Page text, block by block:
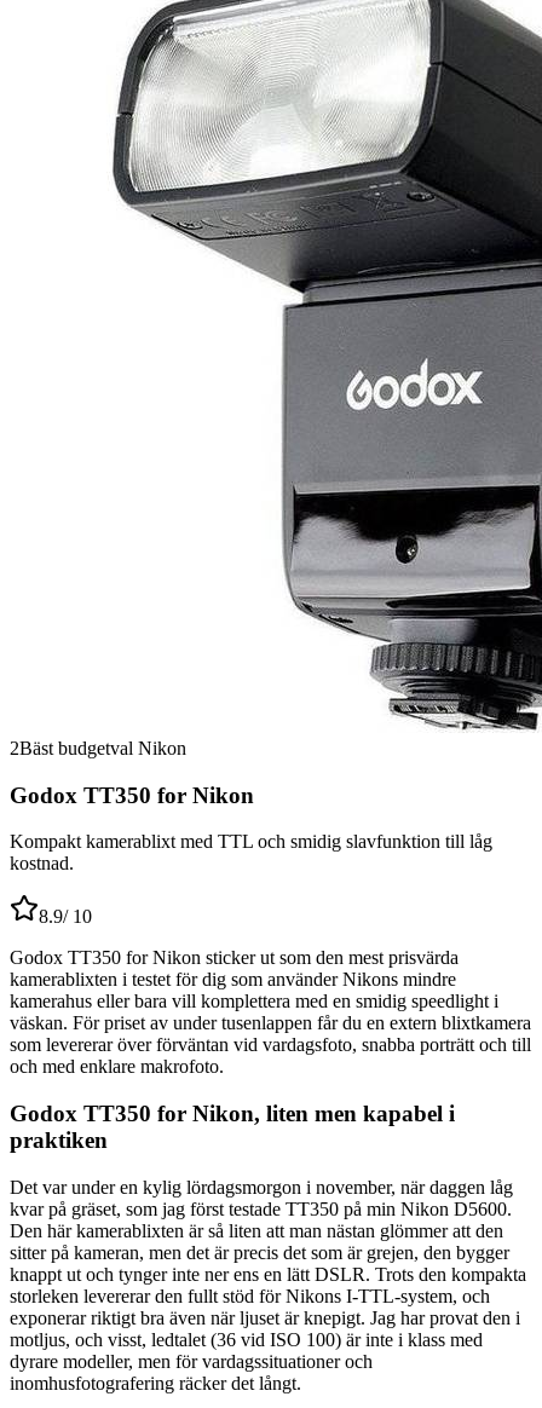
2Bäst budgetval Nikon
Godox TT350 for Nikon
Kompakt kamerablixt med TTL och smidig slavfunktion till låg
kostnad.
8.9/ 10
Godox TT350 for Nikon sticker ut som den mest prisvärda
kamerablixten i testet för dig som använder Nikons mindre
kamerahus eller bara vill komplettera med en smidig speedlight i
väskan. För priset av under tusenlappen får du en extern blixtkamera
som levererar över förväntan vid vardagsfoto, snabba porträtt och till
och med enklare makrofoto.
Godox TT350 for Nikon, liten men kapabel i
praktiken
Det var under en kylig lördagsmorgon i november, när daggen låg
kvar på gräset, som jag först testade TT350 på min Nikon D5600.
Den här kamerablixten är så liten att man nästan glömmer att den
sitter på kameran, men det är precis det som är grejen, den bygger
knappt ut och tynger inte ner ens en lätt DSLR. Trots den kompakta
storleken levererar den fullt stöd för Nikons I-TTL-system, och
exponerar riktigt bra även när ljuset är knepigt. Jag har provat den i
motljus, och visst, ledtalet (36 vid ISO 100) är inte i klass med
dyrare modeller, men för vardagssituationer och
inomhusfotografering räcker det långt.